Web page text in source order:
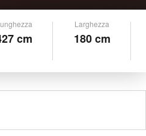
cm
Larghezza
180 cm